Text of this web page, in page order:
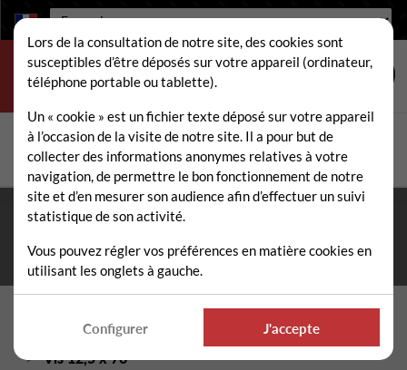
Langue :
Rechercher
Fermeture estivale du 10 au 21 août 2026
téléphonique et administrative assurée durant tout l'été. ☀️
Pièces détachées épareuse / faucheuse
Visserie, Entretoises, Chapes épareuse / faucheuse
Vis 12,5 x 76
Lors de la consultation de notre site, des cookies sont
susceptibles d’être déposés sur votre appareil (ordinateur,
téléphone portable ou tablette).
Un « cookie » est un fichier texte déposé sur votre appareil
à l’occasion de la visite de notre site. Il a pour but de
collecter des informations anonymes relatives à votre
navigation, de permettre le bon fonctionnement de notre
site et d’en mesurer son audience afin d’effectuer un suivi
statistique de son activité.
Vous pouvez régler vos préférences en matière cookies en
utilisant les onglets à gauche.
Configurer J'accepte